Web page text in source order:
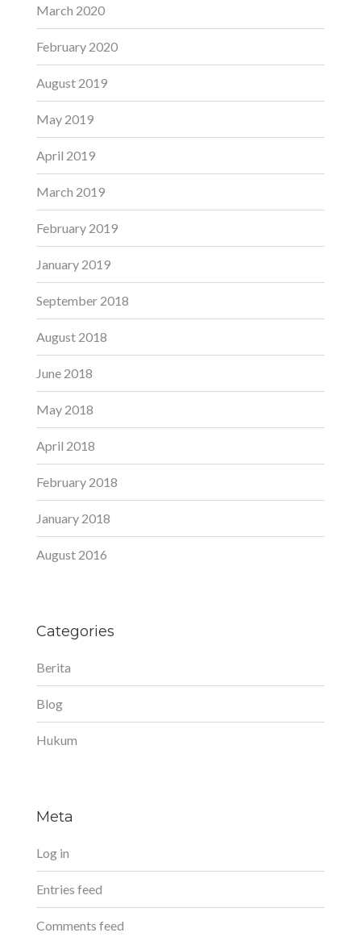
March 2020
February 2020
August 2019
May 2019
April 2019
March 2019
February 2019
January 2019
September 2018
August 2018
June 2018
May 2018
April 2018
February 2018
January 2018
August 2016
Categories
Berita
Blog
Hukum
Meta
Log in
Entries feed
Comments feed